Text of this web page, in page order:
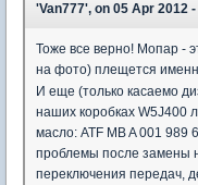
'Van777', on 05 Apr 2012
Тоже все верно! Мопар -
на фото) плещется
И еще (только касаемо
наших коробках W5J400
масло: ATF MB A 001 989
проблемы после замены
переключения передач,